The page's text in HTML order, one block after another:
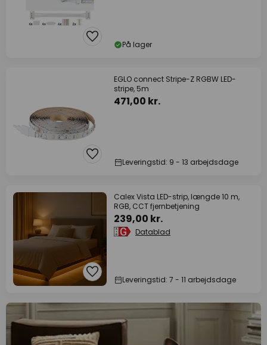
På lager
EGLO connect Stripe-Z RGBW LED-
stripe, 5m
471,00 kr.
Leveringstid: 9 - 13 arbejdsdage
Calex Vista LED-strip, længde 10 m,
RGB, CCT fjernbetjening
239,00 kr.
Datablad
Leveringstid: 7 - 11 arbejdsdage